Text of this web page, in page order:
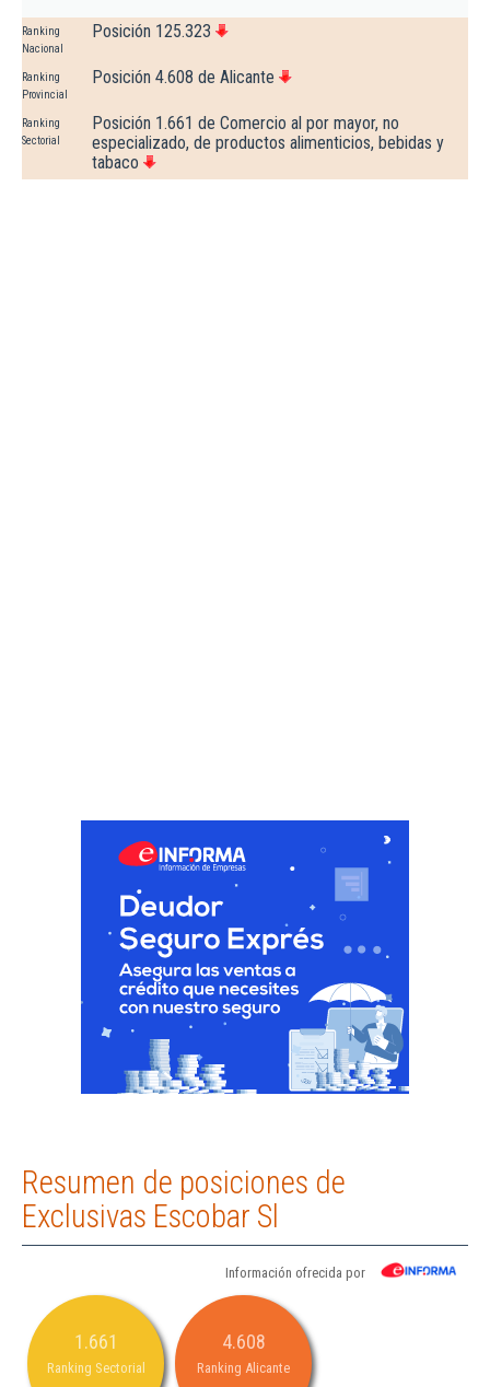
Ranking
Nacional
Posición 125.323
Ranking
Provincial
Posición 4.608 de Alicante
Ranking
Sectorial
Posición 1.661 de Comercio al por mayor, no
especializado, de productos alimenticios, bebidas y
tabaco
Resumen de posiciones de
Exclusivas Escobar Sl
Información ofrecida por
1.661
Ranking Sectorial
4.608
Ranking Alicante